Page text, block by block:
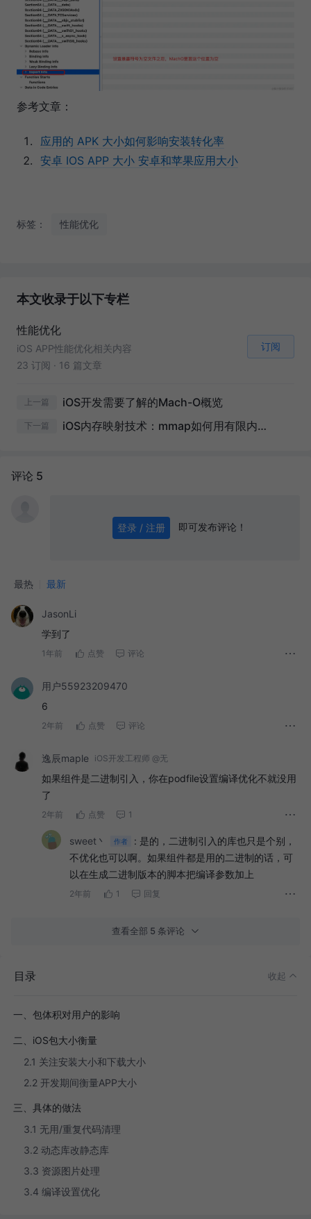
参考文章：
应用的 APK 大小如何影响安装转化率
安卓 IOS APP 大小 安卓和苹果应用大小
标签： 性能优化
本文收录于以下专栏
性能优化
iOS APP性能优化相关内容
23 订阅 · 16 篇文章
订阅
上一篇 iOS开发需要了解的Mach-O概览
下一篇 iOS内存映射技术：mmap如何用有限内存操控无限数据
评论 5
登录 / 注册 即可发布评论！
最热 最新
JasonLi
学到了
1年前 点赞 评论
用户55923209470
6
2年前 点赞 评论
逸辰maple iOS开发工程师 @无
如果组件是二进制引入，你在podfile设置编译优化不就没用
了
2年前 点赞 1
sweet丶 作者 : 是的，二进制引入的库也只是个别，
不优化也可以啊。如果组件都是用的二进制的话，可
以在生成二进制版本的脚本把编译参数加上
2年前 1 回复
查看全部 5 条评论
目录 收起
一、包体积对用户的影响
二、iOS包大小衡量
2.1 关注安装大小和下载大小
2.2 开发期间衡量APP大小
三、具体的做法
3.1 无用/重复代码清理
3.2 动态库改静态库
3.3 资源图片处理
3.4 编译设置优化